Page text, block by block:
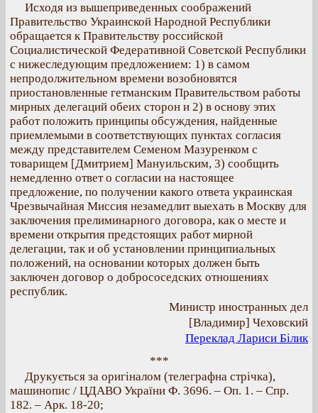
Исходя из вышеприведенных соображений
Правительство Украинской Народной Республики
обращается к Правительству российской
Социалистической Федеративной Советской Республики
с нижеследующим предложением: 1) в самом
непродолжительном времени возобновятся
приостановленные гетманским Правительством работы
мирных делегаций обеих сторон и 2) в основу этих
работ положить принципы обсуждения, найденные
приемлемыми в соответствующих пунктах согласия
между представителем Семеном Мазуренком с
товарищем [Дмитрием] Мануильским, 3) сообщить
немедленно ответ о согласии на настоящее
предложение, по получении какого ответа украинская
Чрезвычайная Миссия незамедлит выехать в Москву для
заключения прелиминарного договора, как о месте и
времени открытия предстоящих работ мирной
делегации, так и об установлении принципиальных
положений, на основании которых должен быть
заключен договор о добрососедских отношениях
республик.
Министр иностранных дел
[Владимир] Чеховский
Переклад Лариси Білик
***
Друкується за оригіналом (телеграфна стрічка),
машинопис / ЦДАВО України Ф. 3696. – Оп. 1. – Спр.
182. – Арк. 18-20;